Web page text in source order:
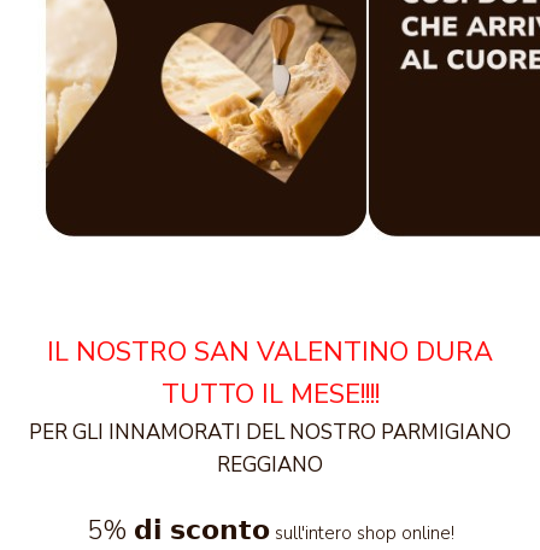
IL NOSTRO SAN VALENTINO DURA
TUTTO IL MESE!!!!
PER GLI INNAMORATI DEL NOSTRO PARMIGIANO
REGGIANO
5% 𝗱𝗶 𝘀𝗰𝗼𝗻𝘁𝗼sull'intero shop online!